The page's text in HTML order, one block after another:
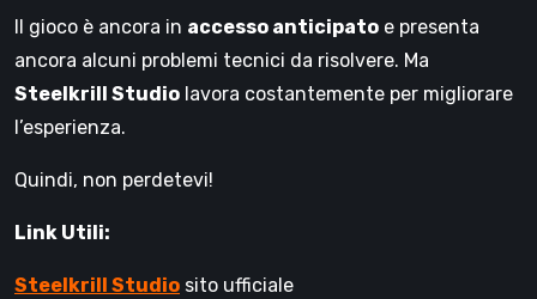
Il gioco è ancora in accesso anticipato e presenta
ancora alcuni problemi tecnici da risolvere. Ma
Steelkrill Studio lavora costantemente per migliorare
l’esperienza.
Quindi, non perdetevi!
Link Utili:
Steelkrill Studio sito ufficiale